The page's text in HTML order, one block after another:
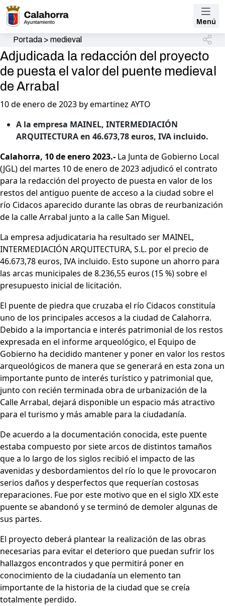
Menú
Portada> medieval
Adjudicada la redacción del proyecto
de puesta el valor del puente medieval
de Arrabal
10 de enero de 2023 by emartinez AYTO
A la empresa MAINEL, INTERMEDIACIÓN
ARQUITECTURA en 46.673,78 euros, IVA incluido.
Calahorra, 10 de enero 2023.- La Junta de Gobierno Local
(JGL) del martes 10 de enero de 2023 adjudicó el contrato
para la redacción del proyecto de puesta en valor de los
restos del antiguo puente de acceso a la ciudad sobre el
río Cidacos aparecido durante las obras de reurbanización
de la calle Arrabal junto a la calle San Miguel.
La empresa adjudicataria ha resultado ser MAINEL,
INTERMEDIACIÓN ARQUITECTURA, S.L. por el precio de
46.673,78 euros, IVA incluido. Esto supone un ahorro para
las arcas municipales de 8.236,55 euros (15 %) sobre el
presupuesto inicial de licitación.
El puente de piedra que cruzaba el río Cidacos constituía
uno de los principales accesos a la ciudad de Calahorra.
Debido a la importancia e interés patrimonial de los restos
expresada en el informe arqueológico, el Equipo de
Gobierno ha decidido mantener y poner en valor los restos
arqueológicos de manera que se generará en esta zona un
importante punto de interés turístico y patrimonial que,
junto con recién terminada obra de urbanización de la
Calle Arrabal, dejará disponible un espacio más atractivo
para el turismo y más amable para la ciudadanía.
De acuerdo a la documentación conocida, este puente
estaba compuesto por siete arcos de distintos tamaños
que a lo largo de los siglos recibió el impacto de las
avenidas y desbordamientos del río lo que le provocaron
serios daños y desperfectos que requerían costosas
reparaciones. Fue por este motivo que en el siglo XIX este
puente se abandonó y se terminó de demoler algunas de
sus partes.
El proyecto deberá plantear la realización de las obras
necesarias para evitar el deterioro que puedan sufrir los
hallazgos encontrados y que permitirá poner en
conocimiento de la ciudadanía un elemento tan
importante de la historia de la ciudad que se creía
totalmente perdido.